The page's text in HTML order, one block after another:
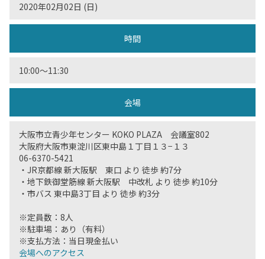
2020年02月02日 (日)
時間
10:00〜11:30
会場
大阪市立青少年センター KOKO PLAZA 会議室802
大阪府大阪市東淀川区東中島１丁目１３−１３
06-6370-5421
・JR京都線 新大阪駅 東口 より 徒歩 約7分
・地下鉄御堂筋線 新大阪駅 中改札 より 徒歩 約10分
・市バス 東中島3丁目 より 徒歩 約3分
※定員数：8人
※駐車場：あり（有料）
※支払方法：当日現金払い
会場へのアクセス